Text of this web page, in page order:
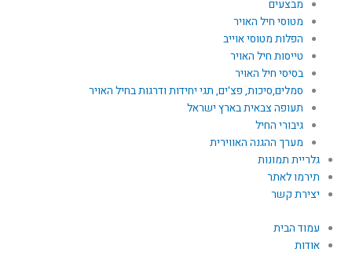
מבצעים
מטוסי חיל האויר
הפלות מטוסי אוייב
טייסות חיל האויר
בסיסי חיל האויר
סמלים,סיכות, פצ'ים, תגי יחידות ודרגות בחיל האויר
תעופה צבאית בארץ ישראל
גיבורי החיל
מערך ההגנה האווירית
גלריית תמונות
תירמו לאתר
יצירת קשר
עמוד הבית
אודות